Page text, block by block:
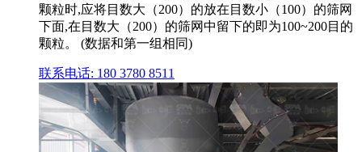
颗粒时,应将目数大（200）的放在目数小（100）的筛网
下面,在目数大（200）的筛网中留下的即为100~200目的
颗粒。 (数据和第一组相同)
联系电话: 180 3780 8511